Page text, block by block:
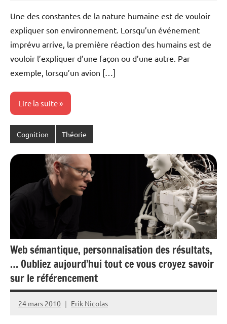
Une des constantes de la nature humaine est de vouloir
expliquer son environnement. Lorsqu’un événement
imprévu arrive, la première réaction des humains est de
vouloir l’expliquer d’une façon ou d’une autre. Par
exemple, lorsqu’un avion […]
Lire la suite
Cognition Théorie
Web sémantique, personnalisation des résultats,
… Oubliez aujourd’hui tout ce vous croyez savoir
sur le référencement
24 mars 2010 Erik Nicolas
Aucun